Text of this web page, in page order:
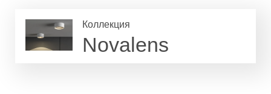
Коллекция
Novalens